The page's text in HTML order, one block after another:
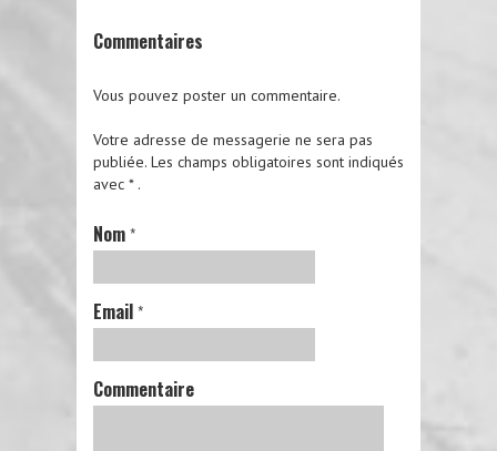
Commentaires
Vous pouvez poster un commentaire.
Votre adresse de messagerie ne sera pas
publiée. Les champs obligatoires sont indiqués
avec * .
Nom *
Email *
Commentaire